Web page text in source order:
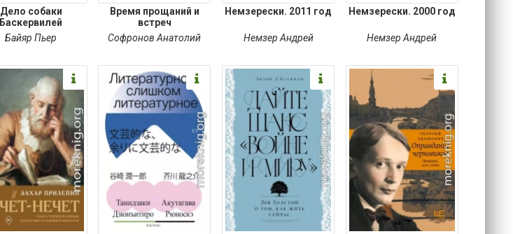
Виктор
Дело собаки
Баскервилей
Байяр Пьер
Время прощаний и
встреч
Софронов Анатолий
Немзерески. 2011 год
Немзер Андрей
Немзерески. 2000 год
Немзер Андрей